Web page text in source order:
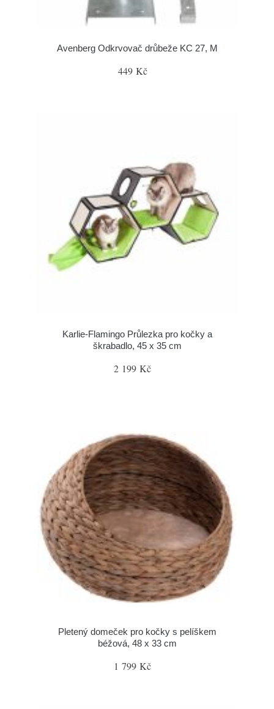
Avenberg Odkrvovač drůbeže KC 27, M
449 Kč
Karlie-Flamingo Průlezka pro kočky a
škrabadlo, 45 x 35 cm
2 199 Kč
Pletený domeček pro kočky s pelíškem
béžová, 48 x 33 cm
1 799 Kč